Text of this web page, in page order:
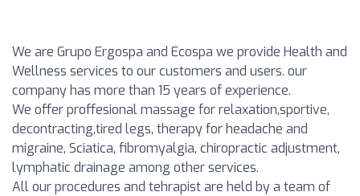
We are Grupo Ergospa and Ecospa we provide Health and
Wellness services to our customers and users. our
company has more than 15 years of experience.
We offer proffesional massage for relaxation,sportive,
decontracting,tired legs, therapy for headache and
migraine, Sciatica, fibromyalgia, chiropractic adjustment,
lymphatic drainage among other services.
All our procedures and tehrapist are held by a team of